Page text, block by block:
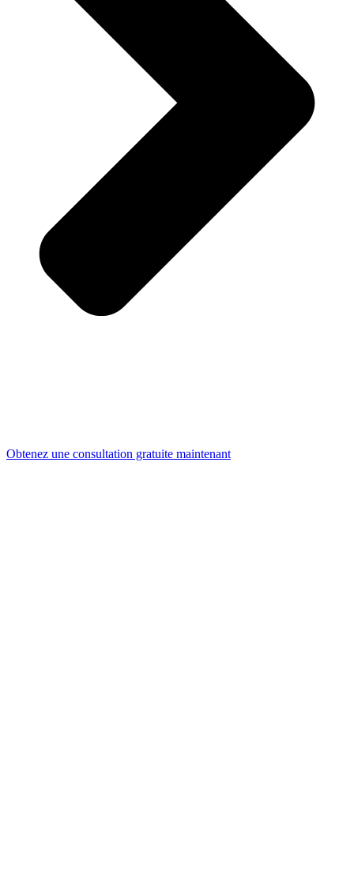
Obtenez une consultation gratuite maintenant